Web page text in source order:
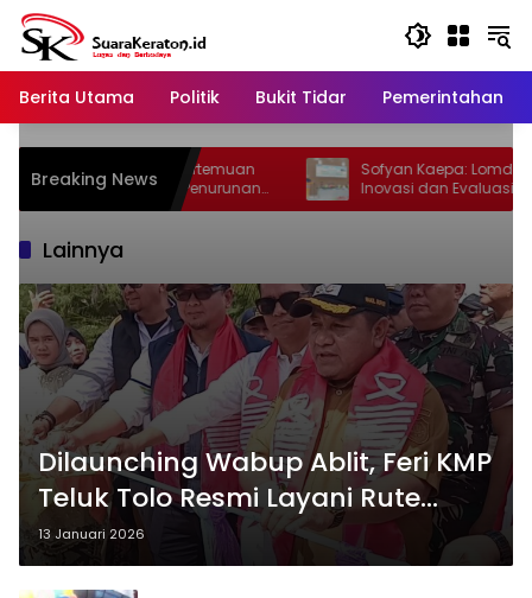
Langsung
konten
Berita Utama
Politik Bukit Tidar Pemerintahan
Breaking News
Gelar Pertemuan
Upaya Penurunan
Laut
Sofyan Kaepa: Lomdes 2026 Jadi
Inovasi dan Evaluasi Kemajuan
Lainnya
Dilaunching Wabup Ablit, Feri KMP
Teluk Tolo Resmi Layani Rute
Banggai-Paisu Lamo-Dungkean
PP
13 Januari 2026